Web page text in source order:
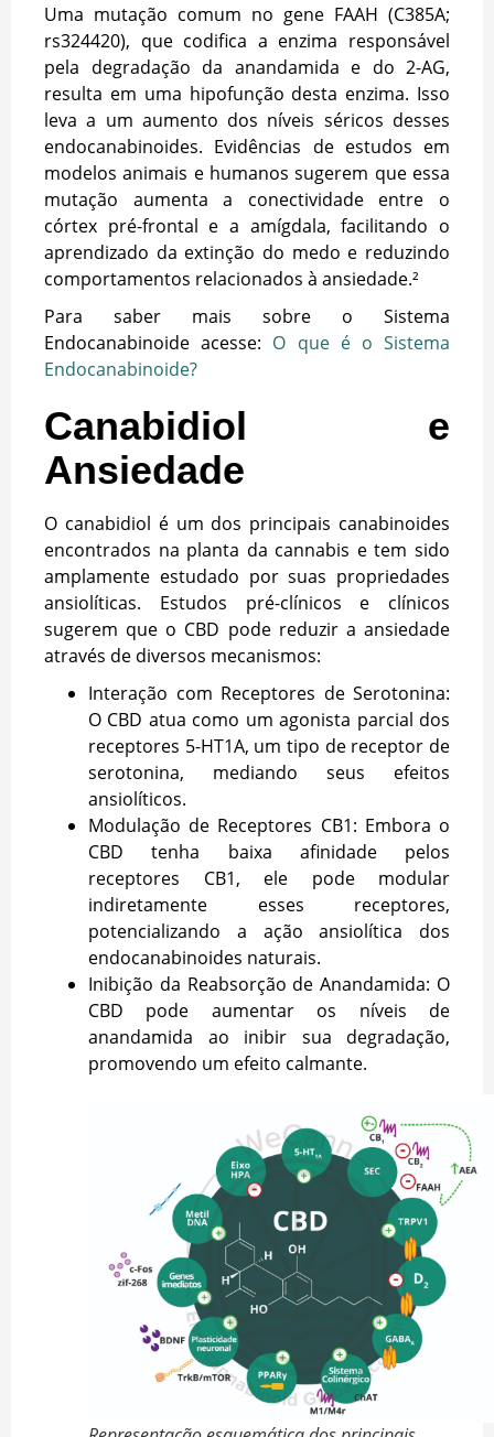
Uma mutação comum no gene FAAH (C385A;
rs324420), que codifica a enzima responsável
pela degradação da anandamida e do 2-AG,
resulta em uma hipofunção desta enzima. Isso
leva a um aumento dos níveis séricos desses
endocanabinoides. Evidências de estudos em
modelos animais e humanos sugerem que essa
mutação aumenta a conectividade entre o
córtex pré-frontal e a amígdala, facilitando o
aprendizado da extinção do medo e reduzindo
comportamentos relacionados à ansiedade.²
Para saber mais sobre o Sistema
Endocanabinoide acesse: O que é o Sistema
Endocanabinoide?
Canabidiol e
Ansiedade
O canabidiol é um dos principais canabinoides
encontrados na planta da cannabis e tem sido
amplamente estudado por suas propriedades
ansiolíticas. Estudos pré-clínicos e clínicos
sugerem que o CBD pode reduzir a ansiedade
através de diversos mecanismos:
Interação com Receptores de Serotonina:
O CBD atua como um agonista parcial dos
receptores 5-HT1A, um tipo de receptor de
serotonina, mediando seus efeitos
ansiolíticos.
Modulação de Receptores CB1: Embora o
CBD tenha baixa afinidade pelos
receptores CB1, ele pode modular
indiretamente esses receptores,
potencializando a ação ansiolítica dos
endocanabinoides naturais.
Inibição da Reabsorção de Anandamida: O
CBD pode aumentar os níveis de
anandamida ao inibir sua degradação,
promovendo um efeito calmante.